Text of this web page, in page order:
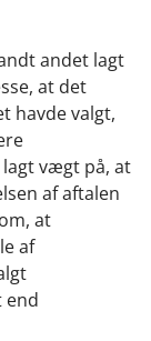
andet lagt
at det
havde valgt,
vægt på, at
af aftalen
at
af
end